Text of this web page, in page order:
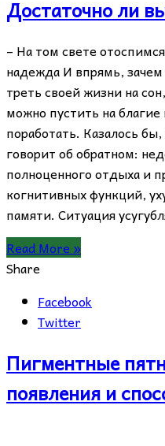
Достаточно ли
– На том свете
надежда И впрямь,
треть своей жизни на
можно пустить на
поработать. Казалось
говорит об обратном:
полноценного отдыха и
когнитивных функций,
памяти. Ситуация
Read More »
Share
Facebook
Twitter
Пигментные
появления и